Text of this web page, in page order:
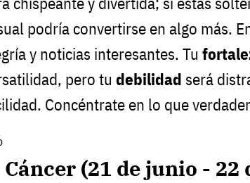
podría convertirse en algo más.
y noticias interesantes. Tu
pero tu debilidad será
Concéntrate en lo que
Cáncer (21 de junio -